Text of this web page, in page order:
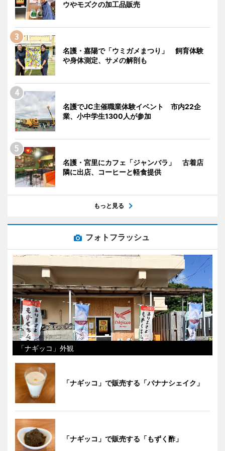
ウやモズクの加工品販売
名護・嘉陽で「ウミガメまつり」 飼育体験
や身体測定、サメの解剖も
名護でJC主催職業体験イベント 市内22企
業、小中学生1300人が参加
名護・宮里にカフェ「ジャンバラ」 古着店
隣に出店、コーヒーと軽食提供
もっと見る
フォトフラッシュ
「ナギッコ」外観
「ナギッコ」で販売する「バナナシェイク」
「ナギッコ」で販売する「もずく酢」